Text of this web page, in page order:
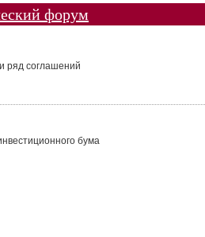
форум
ряд соглашений
бума